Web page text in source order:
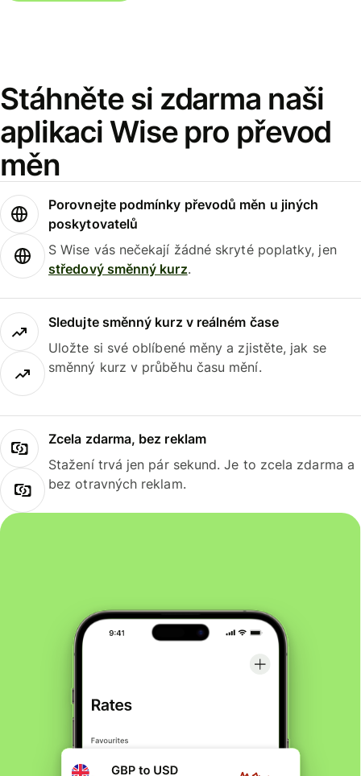
Stáhněte si zdarma naši
aplikaci Wise pro převod
měn
Porovnejte podmínky převodů měn u jiných
poskytovatelů
S Wise vás nečekají žádné skryté poplatky, jen
středový směnný kurz.
Sledujte směnný kurz v reálném čase
Uložte si své oblíbené měny a zjistěte, jak se
směnný kurz v průběhu času mění.
Zcela zdarma, bez reklam
Stažení trvá jen pár sekund. Je to zcela zdarma a
bez otravných reklam.